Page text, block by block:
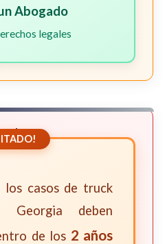
Abogado
legales
los casos de truck
Georgia deben
de los 2 años